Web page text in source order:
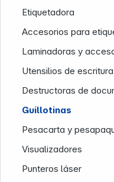
Etiquetadora
Accesorios para
Laminadoras y
Utensilios de
Destructoras de
Guillotinas
Pesacarta y
Visualizadores
Punteros láser